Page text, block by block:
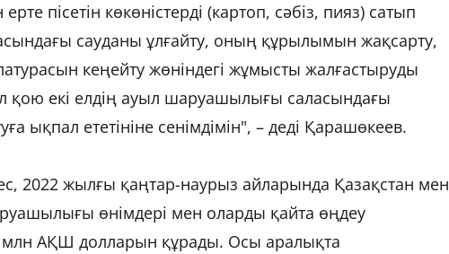
пісетін көкөністерді (картоп, сәбіз, пияз) сатып
сауданы ұлғайту, оның құрылымын жақсарту,
кеңейту жөніндегі жұмысты жалғастыруды
екі елдің ауыл шаруашылығы саласындағы
ықпал ететініне сенімдімін", – деді Қарашөкеев.
2022 жылғы қаңтар-наурыз айларында Қазақстан мен
өнімдері мен оларды қайта өңдеу
млн АҚШ долларын құрады. Осы аралықта